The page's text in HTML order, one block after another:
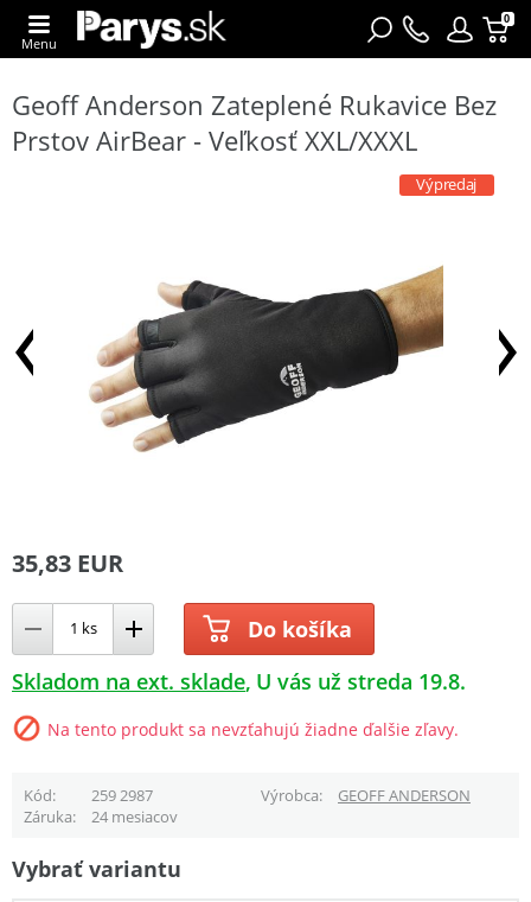
0
Menu
Geoff Anderson Zateplené Rukavice Bez
Prstov AirBear - Veľkosť XXL/XXXL
Výpredaj
35,83 EUR
Do košíka
Skladom na ext. sklade U vás už streda 19.8.
Na tento produkt sa nevzťahujú žiadne ďalšie zľavy.
Kód 259 2987 Výrobca
GEOFF ANDERSON
Záruka
24 mesiacov
Vybrať variantu